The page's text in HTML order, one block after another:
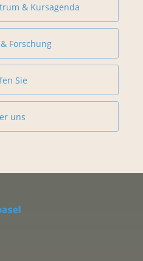
& Kursagenda
Forschung
Sie
uns